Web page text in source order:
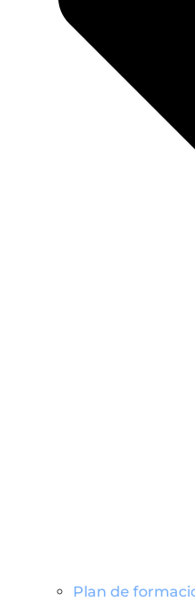
Plan de